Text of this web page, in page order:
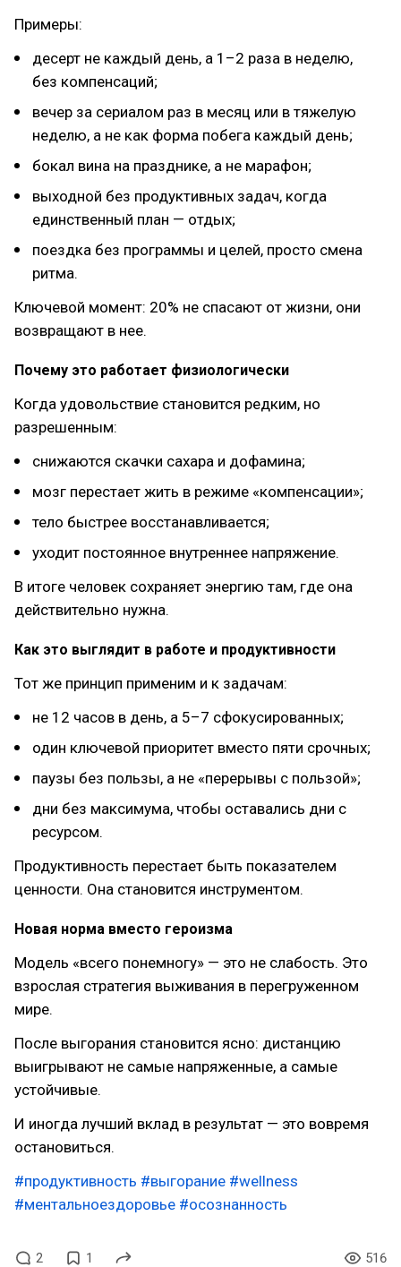
Примеры:
десерт не каждый день, а 1–2 раза в неделю,
без компенсаций;
вечер за сериалом раз в месяц или в тяжелую
неделю, а не как форма побега каждый день;
бокал вина на празднике, а не марафон;
выходной без продуктивных задач, когда
единственный план — отдых;
поездка без программы и целей, просто смена
ритма.
Ключевой момент: 20% не спасают от жизни, они
возвращают в нее.
Почему это работает физиологически
Когда удовольствие становится редким, но
разрешенным:
снижаются скачки сахара и дофамина;
мозг перестает жить в режиме «компенсации»;
тело быстрее восстанавливается;
уходит постоянное внутреннее напряжение.
В итоге человек сохраняет энергию там, где она
действительно нужна.
Как это выглядит в работе и продуктивности
Тот же принцип применим и к задачам:
не 12 часов в день, а 5–7 сфокусированных;
один ключевой приоритет вместо пяти срочных;
паузы без пользы, а не «перерывы с пользой»;
дни без максимума, чтобы оставались дни с
ресурсом.
Продуктивность перестает быть показателем
ценности. Она становится инструментом.
Новая норма вместо героизма
Модель «всего понемногу» — это не слабость. Это
взрослая стратегия выживания в перегруженном
мире.
После выгорания становится ясно: дистанцию
выигрывают не самые напряженные, а самые
устойчивые.
И иногда лучший вклад в результат — это вовремя
остановиться.
#продуктивность #выгорание #wellness
#ментальноездоровье #осознанность
2 1 516